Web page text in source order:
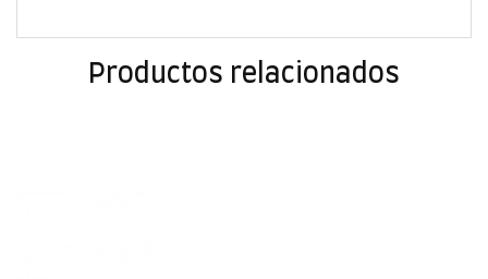
Productos relacionados